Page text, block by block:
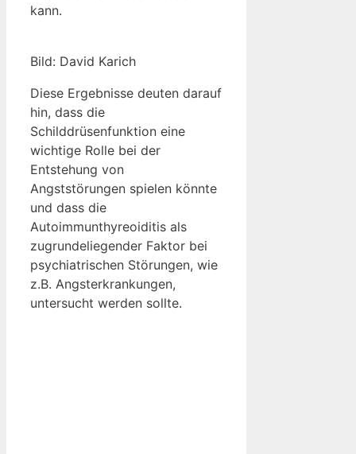
kann.
Bild: David Karich
Diese Ergebnisse deuten darauf
hin, dass die
Schilddrüsenfunktion eine
wichtige Rolle bei der
Entstehung von
Angststörungen spielen könnte
und dass die
Autoimmunthyreoiditis als
zugrundeliegender Faktor bei
psychiatrischen Störungen, wie
z.B. Angsterkrankungen,
untersucht werden sollte.